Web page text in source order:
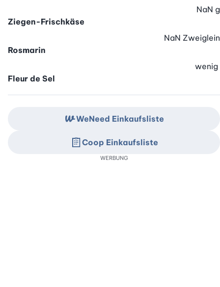
Ziegen-Frischkäse
NaN g
Rosmarin
NaN Zweiglein
Fleur de Sel
wenig
WeNeed Einkaufsliste
Coop Einkaufsliste
WERBUNG